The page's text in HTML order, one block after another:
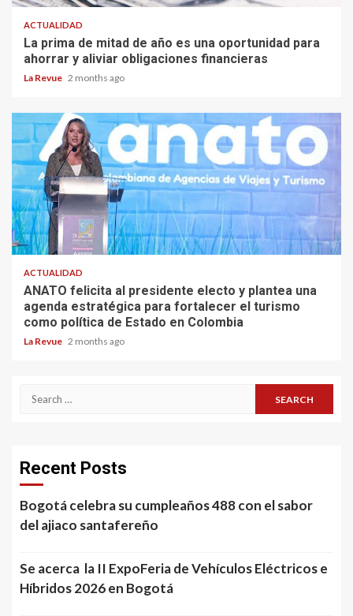
ACTUALIDAD
La prima de mitad de año es una oportunidad para
ahorrar y aliviar obligaciones financieras
La Revue 2 months ago
ACTUALIDAD
ANATO felicita al presidente electo y plantea una
agenda estratégica para fortalecer el turismo
como política de Estado en Colombia
La Revue 2 months ago
Search
Recent Posts
Bogotá celebra su cumpleaños 488 con el sabor
del ajiaco santafereño
Se acerca la II ExpoFeria de Vehículos Eléctricos e
Híbridos 2026 en Bogotá